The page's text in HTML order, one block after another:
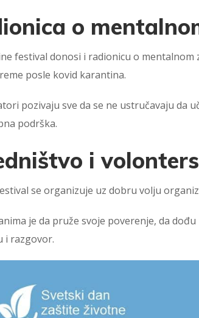
o
festival donosi i radionicu o mentalnom
posle kovid karantina.
pozivaju sve da se ne ustručavaju da
podrška.
i
se organizuje uz dobru volju
je da pruže svoje poverenje, da
i razgovor.